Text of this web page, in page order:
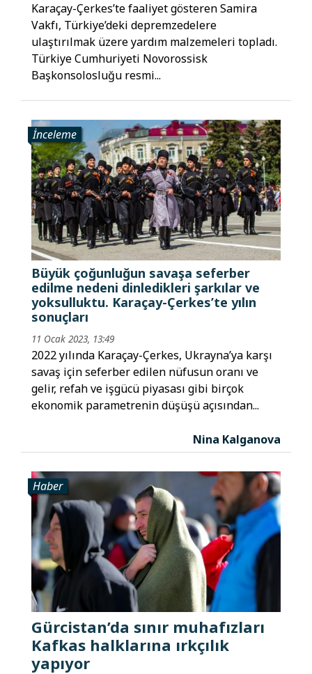
Karaçay-Çerkes’te faaliyet gösteren Samira
Vakfı, Türkiye’deki depremzedelere
ulaştırılmak üzere yardım malzemeleri topladı.
Türkiye Cumhuriyeti Novorossisk
Başkonsolosluğu resmi...
İnceleme
Büyük çoğunluğun savaşa seferber
edilme nedeni dinledikleri şarkılar ve
yoksulluktu. Karaçay-Çerkes’te yılın
sonuçları
11 Ocak 2023, 13:49
2022 yılında Karaçay-Çerkes, Ukrayna’ya karşı
savaş için seferber edilen nüfusun oranı ve
gelir, refah ve işgücü piyasası gibi birçok
ekonomik parametrenin düşüşü açısından...
Nina Kalganova
Haber
Gürcistan’da sınır muhafızları
Kafkas halklarına ırkçılık
yapıyor